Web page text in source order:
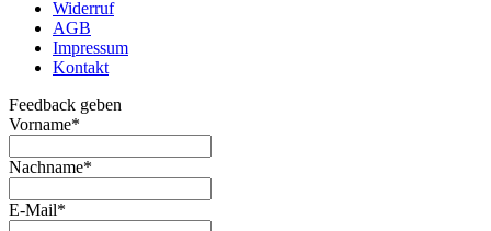
Widerruf
AGB
Impressum
Kontakt
Feedback geben
Vorname*
Nachname*
E-Mail*